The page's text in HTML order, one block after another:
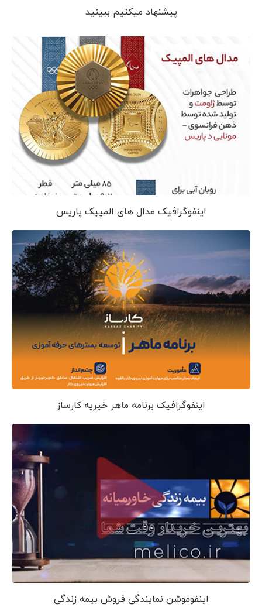
پیشنهاد می‎کنیم ببینید
اینفوگرافیک مدال های المپیک پاریس
اینفوگرافیک برنامه ماهر خیریه کارساز
اینفوموشن نمایندگی فروش بیمه زندگی